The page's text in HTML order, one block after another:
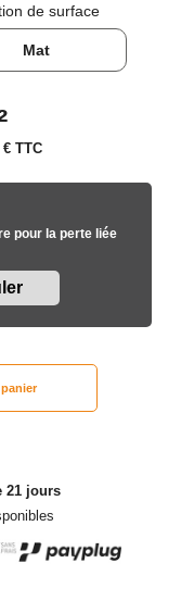
de surface
Mat
€ TTC
pour la perte liée
21 jours